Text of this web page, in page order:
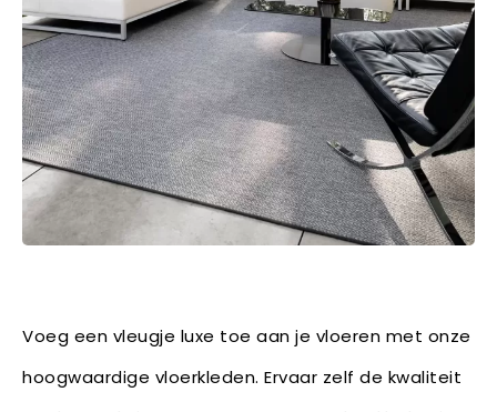
Voeg een vleugje luxe toe aan je vloeren met onze
hoogwaardige vloerkleden. Ervaar zelf de kwaliteit